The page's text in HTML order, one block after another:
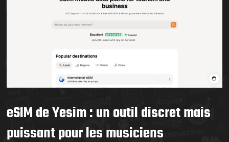
eSIM de Yesim : un outil discret mais
puissant pour les musiciens